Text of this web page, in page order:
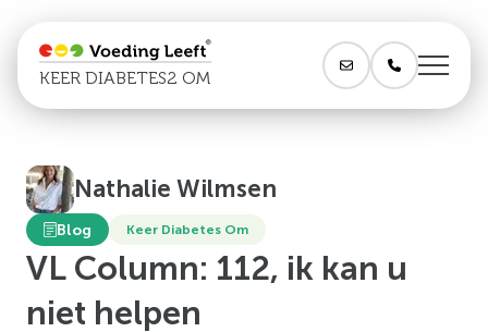
KEER DIABETES2 OM
Nathalie Wilmsen
Blog Keer Diabetes Om
VL Column: 112, ik kan u
niet helpen